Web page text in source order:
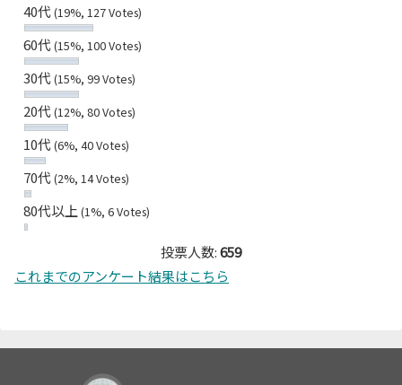
40代(19%, 127 Votes)
60代(15%, 100 Votes)
30代(15%, 99 Votes)
20代(12%, 80 Votes)
10代(6%, 40 Votes)
70代(2%, 14 Votes)
80代以上 (1%, 6 Votes)
投票人数:659
これまでのアンケート結果はこちら